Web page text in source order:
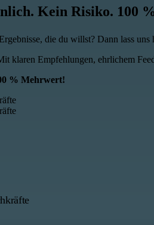
Kein Risiko. 100
die du willst? Dann lass uns
klaren Empfehlungen, ehrlichem
% Mehrwert!